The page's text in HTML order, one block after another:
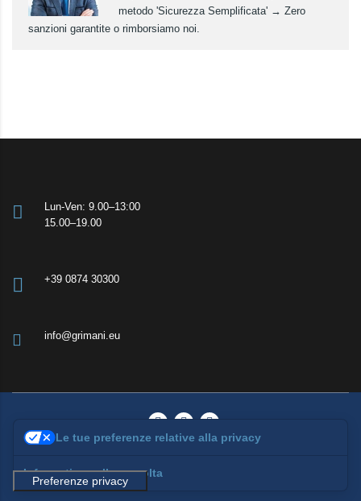
metodo 'Sicurezza Semplificata' → Zero
sanzioni garantite o rimborsiamo noi.
Lun-Ven: 9.00–13:00
15.00–19.00
+39 0874 30300
info@grimani.eu
Privacy Policy|Cookie Policy
Le tue preferenze relative alla privacy
Informativa sulla raccolta